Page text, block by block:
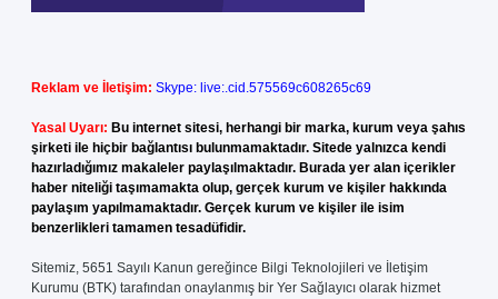
Reklam ve İletişim: Skype: live:.cid.575569c608265c69
Yasal Uyarı: Bu internet sitesi, herhangi bir marka, kurum veya şahıs
şirketi ile hiçbir bağlantısı bulunmamaktadır. Sitede yalnızca kendi
hazırladığımız makaleler paylaşılmaktadır. Burada yer alan içerikler
haber niteliği taşımamakta olup, gerçek kurum ve kişiler hakkında
paylaşım yapılmamaktadır. Gerçek kurum ve kişiler ile isim
benzerlikleri tamamen tesadüfidir.
Sitemiz, 5651 Sayılı Kanun gereğince Bilgi Teknolojileri ve İletişim
Kurumu (BTK) tarafından onaylanmış bir Yer Sağlayıcı olarak hizmet